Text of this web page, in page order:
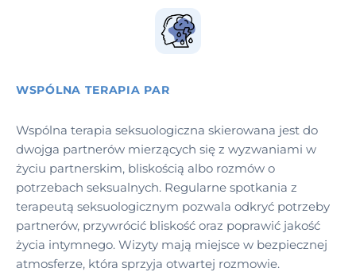
WSPÓLNA TERAPIA PAR
Wspólna terapia seksuologiczna skierowana jest do
dwojga partnerów mierzących się z wyzwaniami w
życiu partnerskim, bliskością albo rozmów o
potrzebach seksualnych. Regularne spotkania z
terapeutą seksuologicznym pozwala odkryć potrzeby
partnerów, przywrócić bliskość oraz poprawić jakość
życia intymnego. Wizyty mają miejsce w bezpiecznej
atmosferze, która sprzyja otwartej rozmowie.